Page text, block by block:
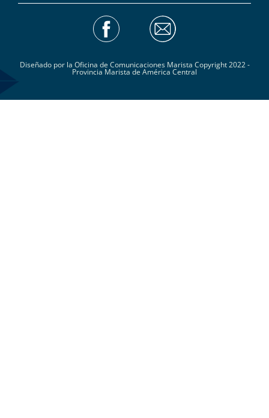
Diseñado por la Oficina de Comunicaciones Marista Copyright 2022 -
Provincia Marista de América Central